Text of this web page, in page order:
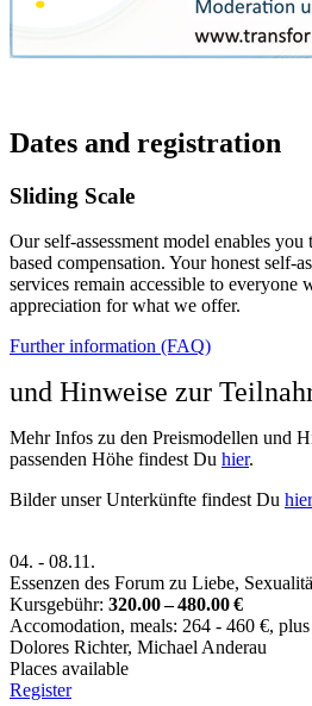
Dates and registration
Sliding Scale
Our self-assessment model enables
based compensation. Your honest self-
services remain accessible to everyone
appreciation for what we offer.
Further information (FAQ)
und Hinweise zur
Mehr Infos zu den Preismodellen und
passenden Höhe findest Du hier.
Bilder unser Unterkünfte findest Du hier
04. - 08.11.
Essenzen des Forum zu Liebe,
Kursgebühr: 320.00 – 480.00 €
Accomodation, meals: 264 - 460 €,
Dolores Richter, Michael Anderau
Places available
Register